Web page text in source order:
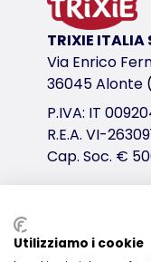
variante di
variante di
Contenuto/Peso
100 gr.
link per il
TRIXIE
TRIXIE ITALIA
Via Enrico
36045 Alonte
P.IVA: IT
R.E.A. VI-
Cap. Soc. €
Distribuzione
Utilizziamo i cookie